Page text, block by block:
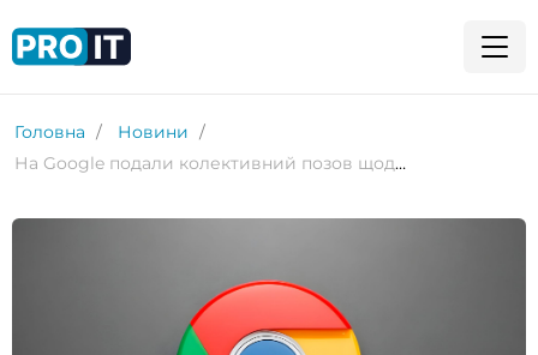
Головна
Новини
На Google подали колективний позов щодо збору даних у Chrome